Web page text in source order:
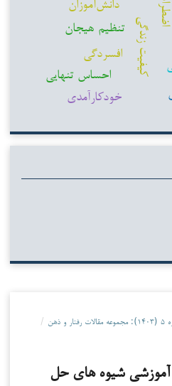
اضطراب
کیفیت زندگی افسردگی
تنظیم هیجان
احساس تنهایی
خودکارآمدی
/
آموزشی شیوه های حل